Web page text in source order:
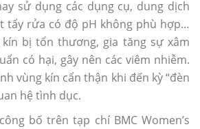
sử dụng các dụng cụ, dung dịch
tẩy rửa có độ pH không phù hợp…
bị tổn thương, gia tăng sự xâm
có hại, gây nên các viêm nhiễm.
vùng kín cẩn thận khi đến kỳ “đèn
hệ tình dục.
bố trên tạp chí BMC Women’s